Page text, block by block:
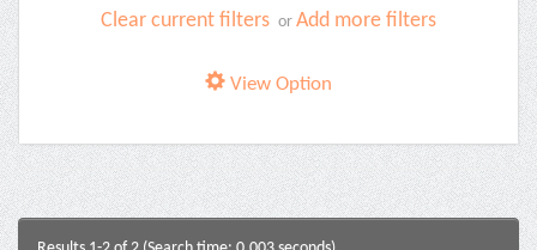
Clear current filters or Add more filters
View Option